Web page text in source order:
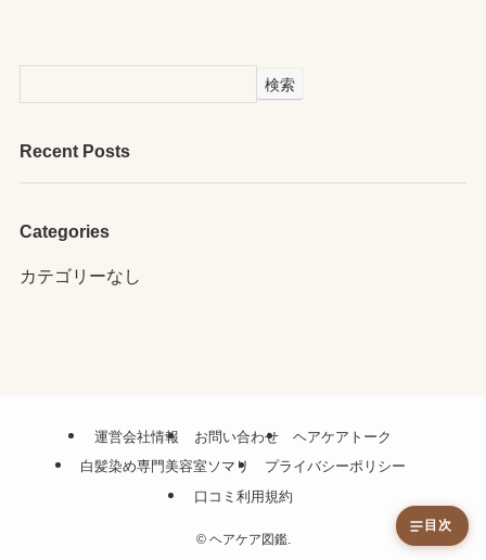
検索
Recent Posts
Categories
カテゴリーなし
運営会社情報 お問い合わせ
ヘアケアトーク
白髪染め専門美容室ソマリ
プライバシーポリシー
口コミ利用規約
©ヘアケア図鑑.
目次